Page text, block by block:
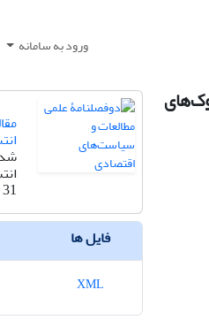
ورود به سامانه
31 فروردین 1405
فایل ها